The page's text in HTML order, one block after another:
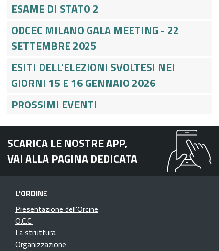
ESAME DI STATO 2
ODCEC MILANO GALA MEETING - 22
SETTEMBRE 2025
ESITI DELL'ELEZIONI SVOLTESI NEI
GIORNI 15 E 16 GENNAIO 2026
PROSSIMI EVENTI
SCARICA LE NOSTRE APP,
VAI ALLA PAGINA DEDICATA
L'ORDINE
Presentazione dell'Ordine
O.C.C.
La struttura
Organizzazione